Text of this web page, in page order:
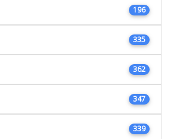
196
335
362
347
339